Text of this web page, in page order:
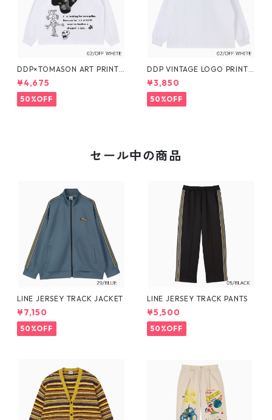
DDP×TOMASON ART PRINT
L/S TEE
¥4,675
50%OFF
DDP VINTAGE LOGO PRINT
L/S TEE
¥3,850
50%OFF
セール中の商品
LINE JERSEY TRACK JACKET
¥7,150
50%OFF
LINE JERSEY TRACK PANTS
¥5,500
50%OFF